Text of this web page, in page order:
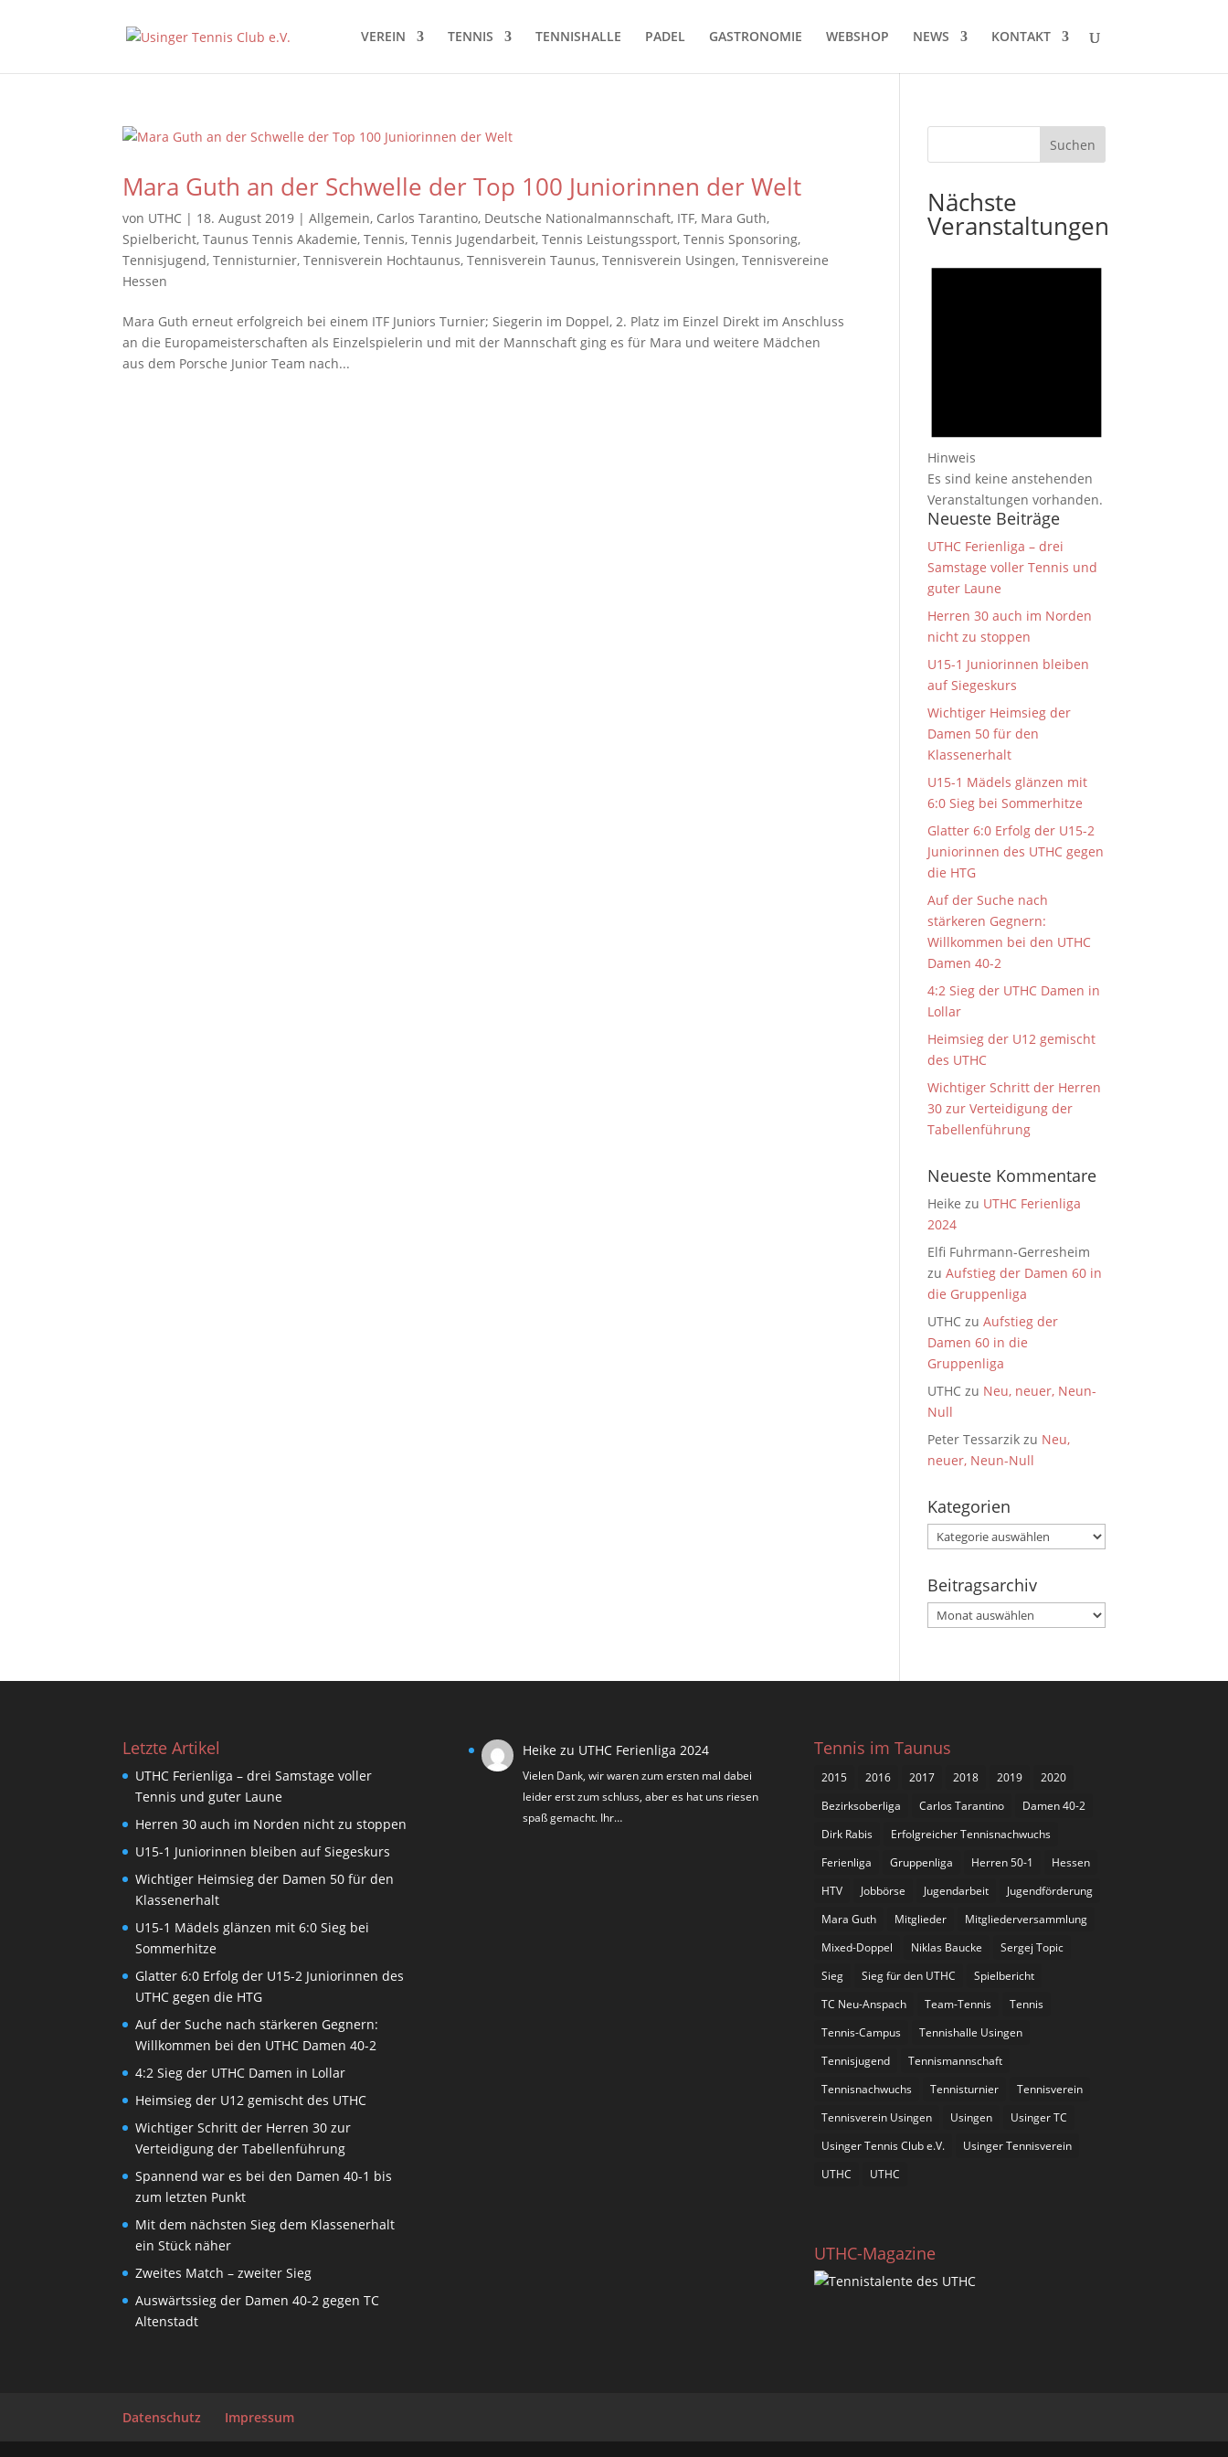
VEREIN TENNIS TENNISHALLE PADEL GASTRONOMIE WEBSHOP NEWS KONTAKT
Mara Guth an der Schwelle der Top 100 Juniorinnen der Welt
von UTHC | 18. August 2019 |Allgemein, Carlos Tarantino, Deutsche Nationalmannschaft, ITF, Mara Guth,
Spielbericht,Taunus Tennis Akademie,Tennis,Tennis Jugendarbeit,Tennis Leistungssport,Tennis Sponsoring,
Tennisjugend,Tennisturnier,Tennisverein Hochtaunus,Tennisverein Taunus,Tennisverein Usingen,Tennisvereine
Hessen
Mara Guth erneut erfolgreich bei einem ITF Juniors Turnier; Siegerin im Doppel, 2. Platz im Einzel Direkt im Anschluss
an die Europameisterschaften als Einzelspielerin und mit der Mannschaft ging es für Mara und weitere Mädchen
aus dem Porsche Junior Team nach...
Nächste
Veranstaltungen
Hinweis
Es sind keine anstehenden
Veranstaltungen vorhanden.
Neueste Beiträge
UTHC Ferienliga – drei
Samstage voller Tennis und
guter Laune
Herren 30 auch im Norden
nicht zu stoppen
U15-1 Juniorinnen bleiben
auf Siegeskurs
Wichtiger Heimsieg der
Damen 50 für den
Klassenerhalt
U15-1 Mädels glänzen mit
6:0 Sieg bei Sommerhitze
Glatter 6:0 Erfolg der U15-2
Juniorinnen des UTHC gegen
die HTG
Auf der Suche nach
stärkeren Gegnern:
Willkommen bei den UTHC
Damen 40-2
4:2 Sieg der UTHC Damen in
Lollar
Heimsieg der U12 gemischt
des UTHC
Wichtiger Schritt der Herren
30 zur Verteidigung der
Tabellenführung
Neueste Kommentare
Heike zu UTHC Ferienliga
2024
Elfi Fuhrmann-Gerresheim
zuAufstieg der Damen 60 in
die Gruppenliga
UTHC zuAufstieg der
Damen 60 in die
Gruppenliga
UTHC zu Neu, neuer, Neun-
Null
Peter Tessarzik zu Neu,
neuer, Neun-Null
Kategorien
Kategorien
Beitragsarchiv
Beitragsarchiv
Letzte Artikel
UTHC Ferienliga – drei Samstage voller
Tennis und guter Laune
Herren 30 auch im Norden nicht zu stoppen
U15-1 Juniorinnen bleiben auf Siegeskurs
Wichtiger Heimsieg der Damen 50 für den
Klassenerhalt
U15-1 Mädels glänzen mit 6:0 Sieg bei
Sommerhitze
Glatter 6:0 Erfolg der U15-2 Juniorinnen des
UTHC gegen die HTG
Auf der Suche nach stärkeren Gegnern:
Willkommen bei den UTHC Damen 40-2
4:2 Sieg der UTHC Damen in Lollar
Heimsieg der U12 gemischt des UTHC
Wichtiger Schritt der Herren 30 zur
Verteidigung der Tabellenführung
Spannend war es bei den Damen 40-1 bis
zum letzten Punkt
Mit dem nächsten Sieg dem Klassenerhalt
ein Stück näher
Zweites Match – zweiter Sieg
Auswärtssieg der Damen 40-2 gegen TC
Altenstadt
Heike zu UTHC Ferienliga 2024
Vielen Dank, wir waren zum ersten mal dabei
leider erst zum schluss, aber es hat uns riesen
spaß gemacht. Ihr…
Tennis im Taunus
2015 2016 2017 2018 2019
2020
Bezirksoberliga
Carlos Tarantino
Damen 40-2
Dirk Rabis
Erfolgreicher Tennisnachwuchs
Ferienliga
Gruppenliga Herren 50-1
Hessen
HTV
Jobbörse Jugendarbeit
Jugendförderung
Mara Guth
Mitglieder
Mitgliederversammlung
Mixed-Doppel
Niklas Baucke
Sergej Topic
Sieg
Sieg für den UTHC
Spielbericht
TC Neu-Anspach
Team-Tennis
Tennis
Tennis-Campus
Tennishalle Usingen
Tennisjugend
Tennismannschaft
Tennisnachwuchs
Tennisturnier
Tennisverein
Tennisverein Usingen
Usingen
Usinger TC
Usinger Tennis Club e.V.
Usinger Tennisverein
UTHC
UTHC
UTHC-Magazine
Datenschutz Impressum